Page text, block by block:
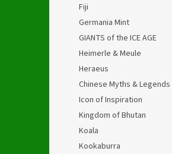
Fiji
Germania Mint
GIANTS of the ICE AGE
Heimerle & Meule
Heraeus
Chinese Myths & Legends
Icon of Inspiration
Kingdom of Bhutan
Koala
Kookaburra